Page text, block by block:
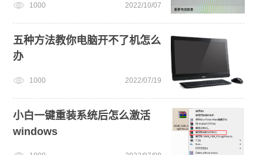
1000 2022/10/07
五种方法教你电脑开不了机怎么
办
1000 2022/07/19
小白一键重装系统后怎么激活
windows